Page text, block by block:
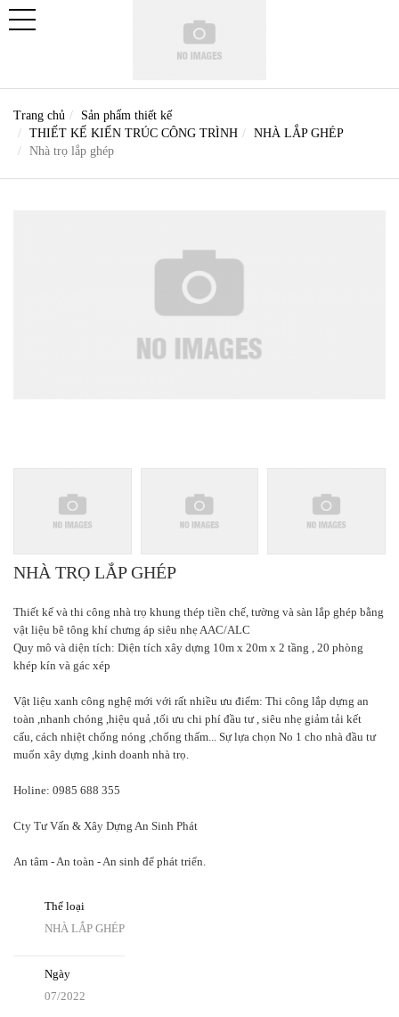
Trang chủ
Sản phẩm thiết kế
THIẾT KẾ KIẾN TRÚC CÔNG TRÌNH
NHÀ LẮP GHÉP
Nhà trọ lắp ghép
NHÀ TRỌ LẮP GHÉP
Thiết kế và thi công nhà trọ khung thép tiền chế, tường và sàn lắp ghép bằng
vật liệu bê tông khí chưng áp siêu nhẹ AAC/ALC
Quy mô và diện tích: Diện tích xây dựng 10m x 20m x 2 tầng , 20 phòng
khép kín và gác xép
Vật liệu xanh công nghệ mới với rất nhiều ưu điểm: Thi công lắp dựng an
toàn ,nhanh chóng ,hiệu quả ,tối ưu chi phí đầu tư , siêu nhẹ giảm tải kết
cấu, cách nhiệt chống nóng ,chống thấm... Sự lựa chọn No 1 cho nhà đầu tư
muốn xây dựng ,kinh doanh nhà trọ.
Holine: 0985 688 355
Cty Tư Vấn & Xây Dựng An Sinh Phát
An tâm - An toàn - An sinh để phát triển.
Thể loại
NHÀ LẮP GHÉP
Ngày
07/2022